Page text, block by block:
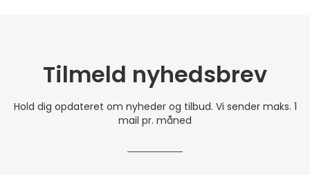
Tilmeld nyhedsbrev
Hold dig opdateret om nyheder og tilbud. Vi sender maks. 1
mail pr. måned